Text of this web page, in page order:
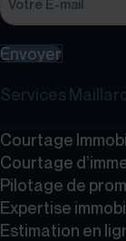
Envoyer
Services
Courtage
Courtage
Pilotage de
Expertise
Estimation en